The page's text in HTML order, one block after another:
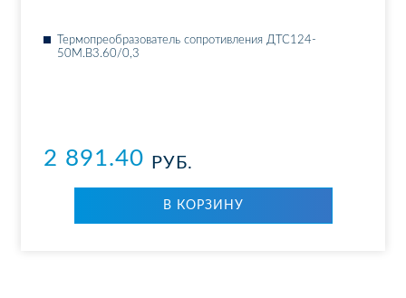
Тер­мо­пре­об­ра­зо­ва­тель со­про­тив­ле­ния ДТ­С124-
50М.В3.60/0,3
2 891.40 РУБ.
В КОР­ЗИ­НУ